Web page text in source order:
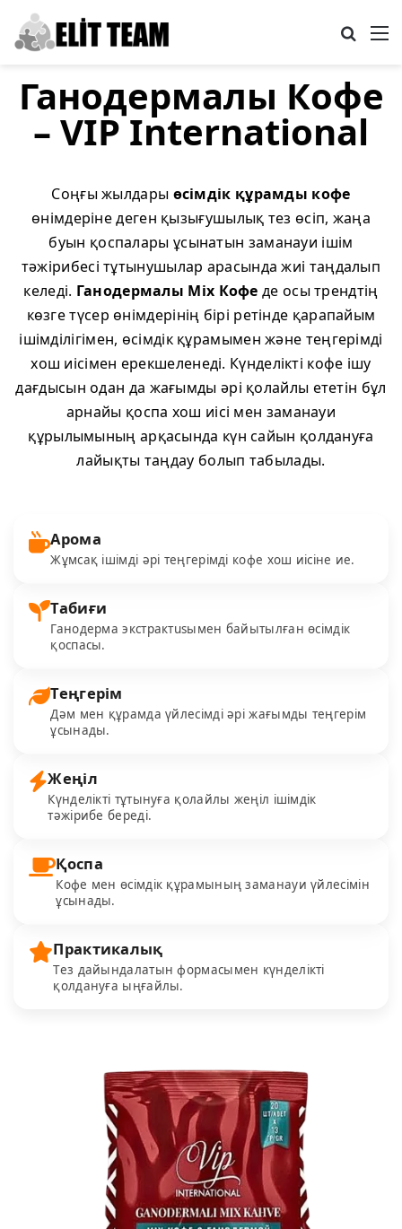
Ганодермалы Кофе
– VIP International
Соңғы жылдары өсімдік құрамды кофе
өнімдеріне деген қызығушылық тез өсіп, жаңа
буын қоспалары ұсынатын заманауи ішім
тәжірибесі тұтынушылар арасында жиі таңдалып
келеді. Ганодермалы Mix Кофе де осы трендтің
көзге түсер өнімдерінің бірі ретінде қарапайым
ішімділігімен, өсімдік құрамымен және теңгерімді
хош иісімен ерекшеленеді. Күнделікті кофе ішу
дағдысын одан да жағымды әрі қолайлы ететін бұл
арнайы қоспа хош иісі мен заманауи
құрылымының арқасында күн сайын қолдануға
лайықты таңдау болып табылады.
Арома
Жұмсақ ішімді әрі теңгерімді кофе хош иісіне ие.
Табиғи
Ганодерма экстрактusымен байытылған өсімдік
қоспасы.
Теңгерім
Дәм мен құрамда үйлесімді әрі жағымды теңгерім
ұсынады.
Жеңіл
Күнделікті тұтынуға қолайлы жеңіл ішімдік
тәжірибе береді.
Қоспа
Кофе мен өсімдік құрамының заманауи үйлесімін
ұсынады.
Практикалық
Тез дайындалатын формасымен күнделікті
қолдануға ыңғайлы.